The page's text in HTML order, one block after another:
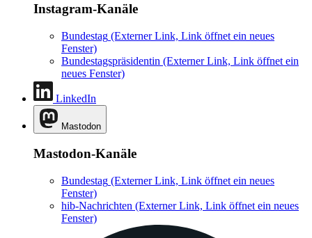
Instagram-Kanäle
Bundestag (Externer Link, Link öffnet ein neues
Fenster)
Bundestagspräsidentin (Externer Link, Link öffnet ein
neues Fenster)
LinkedIn
Mastodon
Mastodon-Kanäle
Bundestag (Externer Link, Link öffnet ein neues
Fenster)
hib-Nachrichten (Externer Link, Link öffnet ein neues
Fenster)